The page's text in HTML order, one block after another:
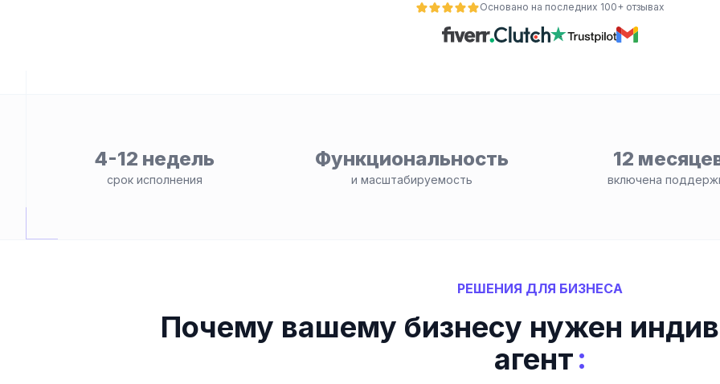
Основано на последних 100+ отзывах
4-12 недель
срок исполнения
Функциональность
и масштабируемость
12
включена
РЕШЕНИЯ ДЛЯ БИЗНЕСА
Почему вашему бизнесу нужен
агент: